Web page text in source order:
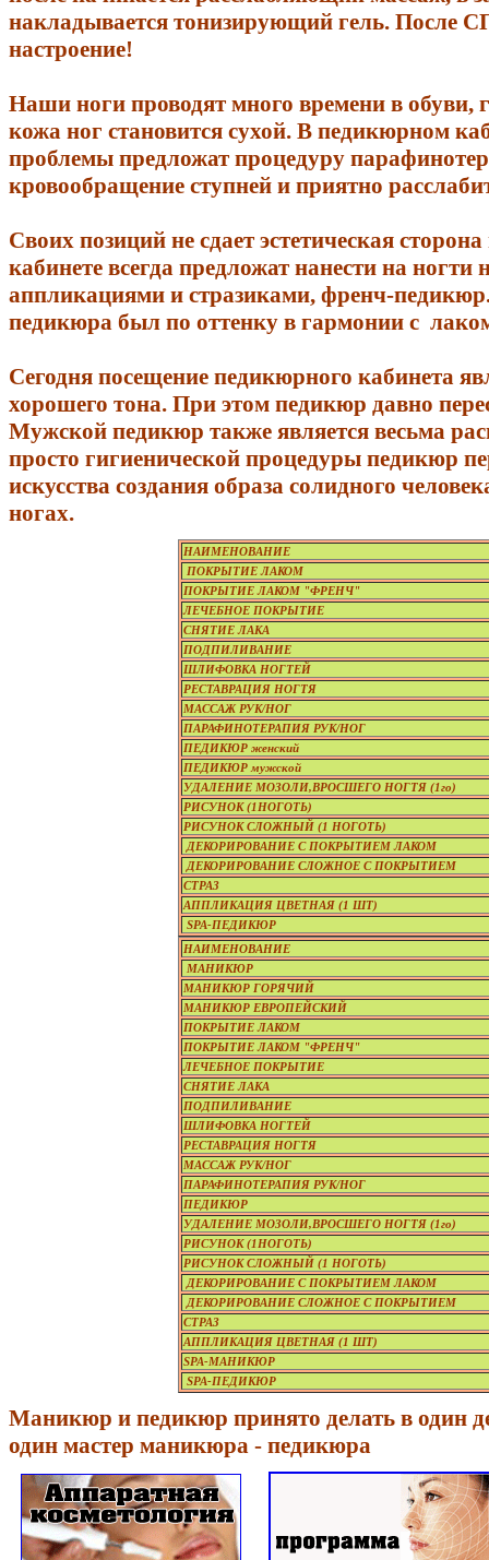
накладывается тонизирующий гель. После
настроение!
Наши ноги проводят много времени в обуви,
кожа ног становится сухой. В педикюрном
проблемы предложат процедуру
кровообращение ступней и приятно
Своих позиций не сдает эстетическая
кабинете всегда предложат нанести на
аппликациями и стразиками, френч-
педикюра был по оттенку в гармонии с
Сегодня посещение педикюрного кабинета
хорошего тона. При этом педикюр давно
Мужской педикюр также является весьма
просто гигиенической процедуры педикюр
искусства создания образа солидного
ногах.
НАИМЕНОВАНИЕ
ПОКРЫТИЕ ЛАКОМ
ПОКРЫТИЕ ЛАКОМ "ФРЕНЧ"
ЛЕЧЕБНОЕ ПОКРЫТИЕ
СНЯТИЕ ЛАКА
ПОДПИЛИВАНИЕ
ШЛИФОВКА НОГТЕЙ
РЕСТАВРАЦИЯ НОГТЯ
МАССАЖ РУК/НОГ
ПАРАФИНОТЕРАПИЯ РУК/НОГ
ПЕДИКЮР женский
ПЕДИКЮР мужской
УДАЛЕНИЕ МОЗОЛИ,ВРОСШЕГО НОГТЯ (1го)
РИСУНОК (1НОГОТЬ)
РИСУНОК СЛОЖНЫЙ (1 НОГОТЬ)
ДЕКОРИРОВАНИЕ С ПОКРЫТИЕМ ЛАКОМ
ДЕКОРИРОВАНИЕ СЛОЖНОЕ С ПОКРЫТИЕМ
СТРАЗ
АППЛИКАЦИЯ ЦВЕТНАЯ (1 ШТ)
SPA-ПЕДИКЮР
НАИМЕНОВАНИЕ
МАНИКЮР
МАНИКЮР ГОРЯЧИЙ
МАНИКЮР ЕВРОПЕЙСКИЙ
ПОКРЫТИЕ ЛАКОМ
ПОКРЫТИЕ ЛАКОМ "ФРЕНЧ"
ЛЕЧЕБНОЕ ПОКРЫТИЕ
СНЯТИЕ ЛАКА
ПОДПИЛИВАНИЕ
ШЛИФОВКА НОГТЕЙ
РЕСТАВРАЦИЯ НОГТЯ
МАССАЖ РУК/НОГ
ПАРАФИНОТЕРАПИЯ РУК/НОГ
ПЕДИКЮР
УДАЛЕНИЕ МОЗОЛИ,ВРОСШЕГО НОГТЯ (1го)
РИСУНОК (1НОГОТЬ)
РИСУНОК СЛОЖНЫЙ (1 НОГОТЬ)
ДЕКОРИРОВАНИЕ С ПОКРЫТИЕМ ЛАКОМ
ДЕКОРИРОВАНИЕ СЛОЖНОЕ С ПОКРЫТИЕМ
СТРАЗ
АППЛИКАЦИЯ ЦВЕТНАЯ (1 ШТ)
SPA-МАНИКЮР
SPA-ПЕДИКЮР
Маникюр и педикюр принято делать в один
один мастер маникюра - педикюра